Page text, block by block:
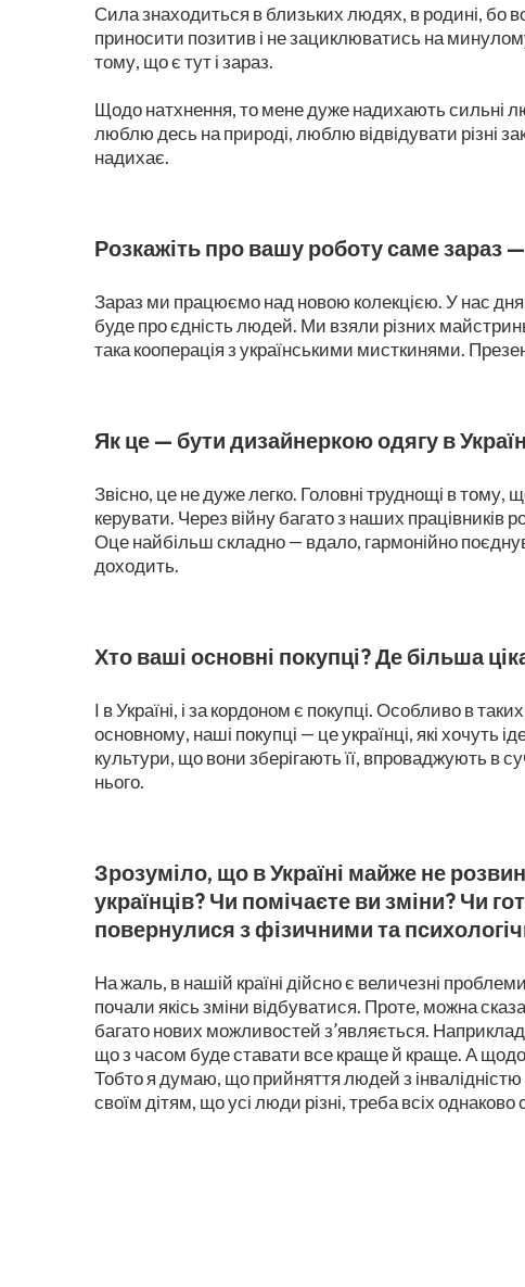
Сила знаходиться в близьких людях, в родині, бо
приносити позитив і не зациклюватись на
тому, що є тут і зараз.
Щодо натхнення, то мене дуже надихають сильні
люблю десь на природі, люблю відвідувати різні
надихає.
Розкажіть про вашу роботу саме зараз
Зараз ми працюємо над новою колекцією. У нас
буде про єдність людей. Ми взяли різних
така кооперація з українськими мисткинями.
Як це — бути дизайнеркою одягу в
Звісно, це не дуже легко. Головні труднощі в тому,
керувати. Через війну багато з наших
Оце найбільш складно — вдало, гармонійно
доходить.
Хто ваші основні покупці? Де більша
І в Україні, і за кордоном є покупці. Особливо в
основному, наші покупці — це українці, які хочуть
культури, що вони зберігають її, впроваджують в
нього.
Зрозуміло, що в Україні майже не
українців? Чи помічаєте ви зміни? Чи
повернулися з фізичними та
На жаль, в нашій країні дійсно є величезні
почали якісь зміни відбуватися. Проте, можна
багато нових можливостей з’являється.
що з часом буде ставати все краще й краще. А
Тобто я думаю, що прийняття людей з
своїм дітям, що усі люди різні, треба всіх